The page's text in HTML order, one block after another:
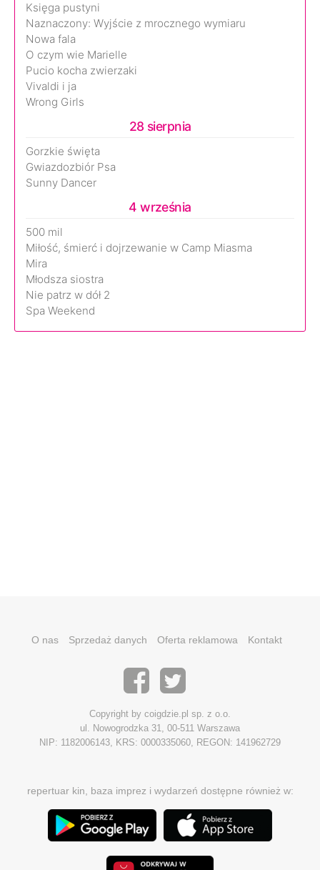
Księga pustyni
Naznaczony: Wyjście z mrocznego wymiaru
Nowa fala
O czym wie Marielle
Pucio kocha zwierzaki
Vivaldi i ja
Wrong Girls
28 sierpnia
Gorzkie święta
Gwiazdozbiór Psa
Sunny Dancer
4 września
500 mil
Miłość, śmierć i dojrzewanie w Camp Miasma
Mira
Młodsza siostra
Nie patrz w dół 2
Spa Weekend
O nas Sprzedaż danych Oferta reklamowa Kontakt
Copyright by coigdzie.pl sp. z o.o.
ul. Nowogrodzka 31, 00-511 Warszawa
NIP: 1182006143, KRS: 0000335060, REGON: 141962729
repertuar kin, baza imprez i wydarzeń dostępne również w: